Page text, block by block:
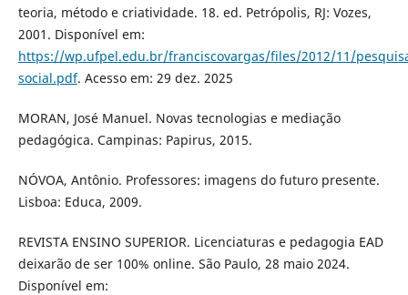
teoria, método e criatividade. 18. ed. Petrópolis, RJ: Vozes,
2001. Disponível em:
https://wp.ufpel.edu.br/franciscovargas/files/2012/11/
social.pdf. Acesso em: 29 dez. 2025
MORAN, José Manuel. Novas tecnologias e mediação
pedagógica. Campinas: Papirus, 2015.
NÓVOA, Antônio. Professores: imagens do futuro presente.
Lisboa: Educa, 2009.
REVISTA ENSINO SUPERIOR. Licenciaturas e pedagogia EAD
deixarão de ser 100% online. São Paulo, 28 maio 2024.
Disponível em: